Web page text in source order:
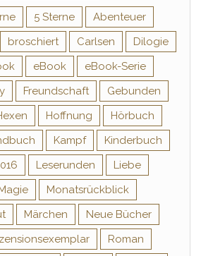
5 Sterne
Abenteuer
broschiert Carlsen
Dilogie
eBook
eBook-Serie
Freundschaft
Gebunden
Hoffnung
Hörbuch
Kampf
Kinderbuch
Leserunden
Liebe
Monatsrückblick
Märchen
Neue Bücher
Roman